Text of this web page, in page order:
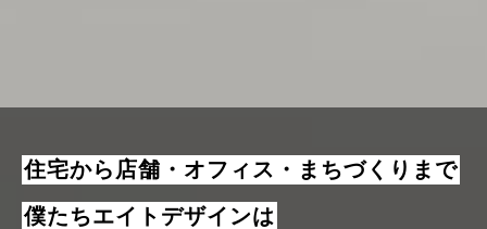
住宅から店舗・オフィス・まちづくりまで
僕たちエイトデザインは